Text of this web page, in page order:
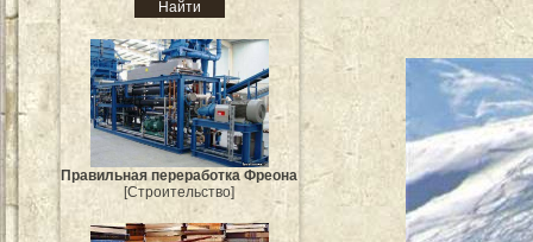
Правильная переработка Фреона
[Строительство]